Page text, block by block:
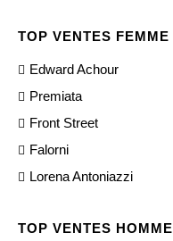
TOP VENTES FEMME
Edward Achour
Premiata
Front Street
Falorni
Lorena Antoniazzi
TOP VENTES HOMME